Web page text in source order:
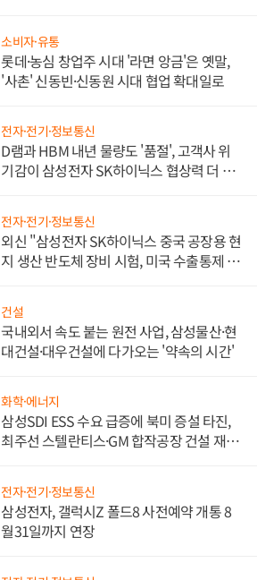
소비자·유통
롯데·농심 창업주 시대 '라면 앙금'은 옛말,
'사촌' 신동빈·신동원 시대 협업 확대일로
전자·전기·정보통신
D램과 HBM 내년 물량도 '품절', 고객사 위
기감이 삼성전자 SK하이닉스 협상력 더 키
전자·전기·정보통신
외신 "삼성전자 SK하이닉스 중국 공장용 현
지 생산 반도체 장비 시험, 미국 수출통제 대
건설
국내외서 속도 붙는 원전 사업, 삼성물산·현
대건설·대우건설에 다가오는 '약속의 시간'
화학·에너지
삼성SDI ESS 수요 급증에 북미 증설 타진,
최주선 스텔란티스·GM 합작공장 건설 재추
전자·전기·정보통신
삼성전자, 갤럭시Z 폴드8 사전예약 개통 8
월31일까지 연장